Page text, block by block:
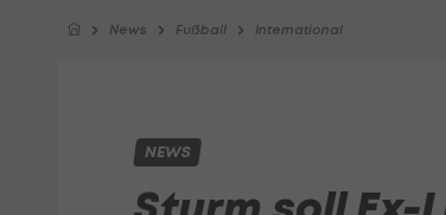
News Fußball International
NEWS